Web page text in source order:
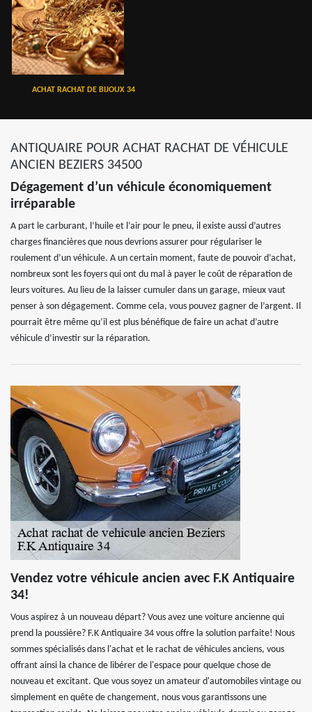
ACHAT RACHAT DE BIJOUX 34
ANTIQUAIRE POUR ACHAT RACHAT DE VÉHICULE
ANCIEN BEZIERS 34500
Dégagement d’un véhicule économiquement
irréparable
A part le carburant, l’huile et l’air pour le pneu, il existe aussi d’autres
charges financières que nous devrions assurer pour régulariser le
roulement d’un véhicule. A un certain moment, faute de pouvoir d’achat,
nombreux sont les foyers qui ont du mal à payer le coût de réparation de
leurs voitures. Au lieu de la laisser cumuler dans un garage, mieux vaut
penser à son dégagement. Comme cela, vous pouvez gagner de l’argent. Il
pourrait être même qu’il est plus bénéfique de faire un achat d’autre
véhicule d’investir sur la réparation.
Vendez votre véhicule ancien avec F.K Antiquaire
34!
Vous aspirez à un nouveau départ? Vous avez une voiture ancienne qui
prend la poussière? F.K Antiquaire 34 vous offre la solution parfaite! Nous
sommes spécialisés dans l'achat et le rachat de véhicules anciens, vous
offrant ainsi la chance de libérer de l'espace pour quelque chose de
nouveau et excitant. Que vous soyez un amateur d'automobiles vintage ou
simplement en quête de changement, nous vous garantissons une